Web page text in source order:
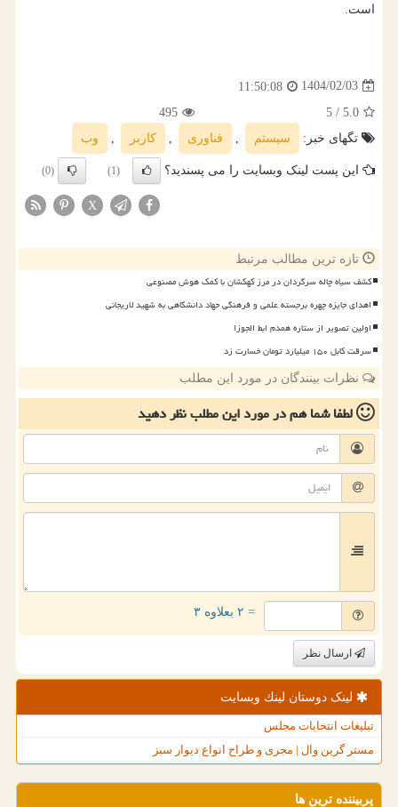
است.
1404/02/03
11:50:08
5.0
/ 5
495
تگهای خبر:
سیستم فناوری كاربر وب
این پست لینک وبسایت را می پسندید؟ (1)
(0)
X
تازه ترین مطالب مرتبط
کشف سیاه چاله سرگردان در مرز کهکشان با کمک هوش مصنوعی
اهدای جایزه چهره برجسته علمی و فرهنگی جهاد دانشگاهی به شهید لاریجانی
اولین تصویر از ستاره همدم ابط الجوزا
سرقت کابل ۱۵۰ میلیارد تومان خسارت زد
نظرات بینندگان در مورد این مطلب
لطفا شما همدر مورد این مطلبنظر دهید
= ۲ بعلاوه ۳
ارسال نظر
لینک دوستان لینك وبسایت
تبلیغات انتخابات مجلس
مستر گرین وال | مجری و طراح انواع دیوار سبز
پربیننده ترین ها